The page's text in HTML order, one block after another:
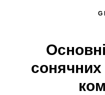
сонячних